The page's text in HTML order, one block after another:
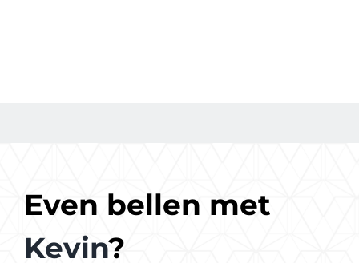
Even bellen met
Kevin?